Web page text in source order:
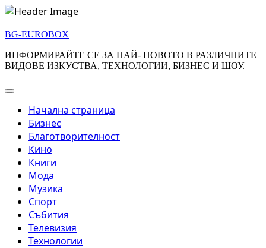
Skip
content
BG-EUROBOX
ИНФОРМИРАЙТЕ СЕ ЗА НАЙ- НОВОТО В РАЗЛИЧНИТЕ
ВИДОВЕ ИЗКУСТВА, ТЕХНОЛОГИИ, БИЗНЕС И ШОУ.
Начална страница
Бизнес
Благотворителност
Кино
Книги
Мода
Музика
Спорт
Събития
Телевизия
Технологии